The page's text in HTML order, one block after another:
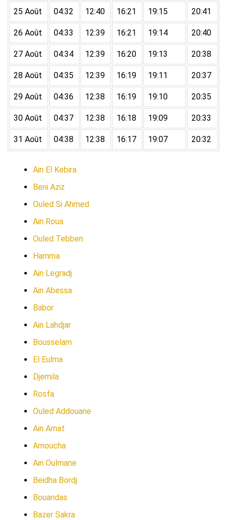
25 Août 04:32 12:40 16:21 19:15 20:41
26 Août 04:33 12:39 16:21 19:14 20:40
27 Août 04:34 12:39 16:20 19:13 20:38
28 Août 04:35 12:39 16:19 19:11 20:37
29 Août 04:36 12:38 16:19 19:10 20:35
30 Août 04:37 12:38 16:18 19:09 20:33
31 Août 04:38 12:38 16:17 19:07 20:32
Ain El Kebira
Beni Aziz
Ouled Si Ahmed
Ain Roua
Ouled Tebben
Hamma
Ain Legradj
Ain Abessa
Babor
Ain Lahdjar
Bousselam
El Eulma
Djemila
Rosfa
Ouled Addouane
Ain Arnat
Amoucha
Ain Oulmane
Beidha Bordj
Bouandas
Bazer Sakra